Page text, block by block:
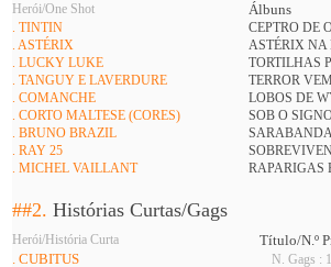
Herói/One Shot Álbuns
. TINTIN CEPTRO DE
. ASTÉRIX ASTÉRIX NA
. LUCKY LUKE
TORTILHAS
. TANGUY E LAVERDURE
TERROR
. COMANCHE LOBOS DE
. CORTO MALTESE (CORES)
SOB O
. BRUNO BRAZIL
. RAY 25
. MICHEL VAILLANT RAPARIGAS
##2.Histórias Curtas/Gags
Herói/História Curta
Título/N.º
. CUBITUS
N. Gags :